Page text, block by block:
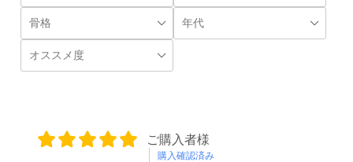
ご購入者様
購入確認済み